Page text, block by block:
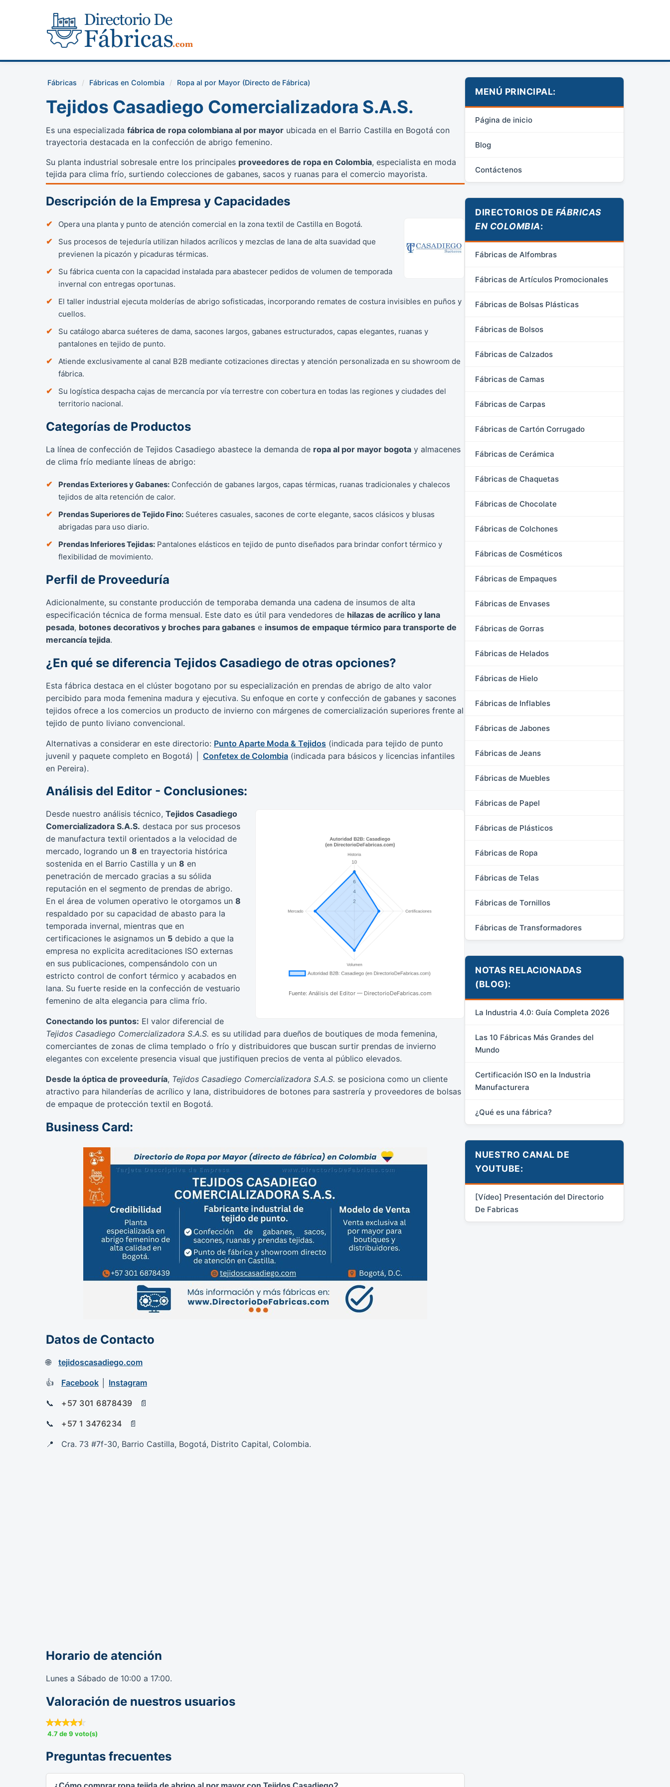
Fábricas Fábricas en Colombia Ropa al por Mayor (Directo de Fábrica)
Tejidos Casadiego Comercializadora S.A.S.
Es una especializada fábrica de ropa colombiana al por mayor ubicada en el Barrio Castilla en Bogotá con
trayectoria destacada en la confección de abrigo femenino.
Su planta industrial sobresale entre los principales proveedores de ropa en Colombia, especialista en moda
tejida para clima frío, surtiendo colecciones de gabanes, sacos y ruanas para el comercio mayorista.
Descripción de la Empresa y Capacidades
Opera una planta y punto de atención comercial en la zona textil de Castilla en Bogotá.
Sus procesos de tejeduría utilizan hilados acrílicos y mezclas de lana de alta suavidad que
previenen la picazón y picaduras térmicas.
Su fábrica cuenta con la capacidad instalada para abastecer pedidos de volumen de temporada
invernal con entregas oportunas.
El taller industrial ejecuta molderías de abrigo sofisticadas, incorporando remates de costura invisibles en puños y
cuellos.
Su catálogo abarca suéteres de dama, sacones largos, gabanes estructurados, capas elegantes, ruanas y
pantalones en tejido de punto.
Atiende exclusivamente al canal B2B mediante cotizaciones directas y atención personalizada en su showroom de
fábrica.
Su logística despacha cajas de mercancía por vía terrestre con cobertura en todas las regiones y ciudades del
territorio nacional.
Categorías de Productos
La línea de confección de Tejidos Casadiego abastece la demanda de ropa al por mayor bogota y almacenes
de clima frío mediante líneas de abrigo:
Prendas Exteriores y Gabanes: Confección de gabanes largos, capas térmicas, ruanas tradicionales y chalecos
tejidos de alta retención de calor.
Prendas Superiores de Tejido Fino: Suéteres casuales, sacones de corte elegante, sacos clásicos y blusas
abrigadas para uso diario.
Prendas Inferiores Tejidas: Pantalones elásticos en tejido de punto diseñados para brindar confort térmico y
flexibilidad de movimiento.
Perfil de Proveeduría
Adicionalmente, su constante producción de temporaba demanda una cadena de insumos de alta
especificación técnica de forma mensual. Este dato es útil para vendedores de hilazas de acrílico y lana
pesada, botones decorativos y broches para gabanes e insumos de empaque térmico para transporte de
mercancía tejida.
¿En qué se diferencia Tejidos Casadiego de otras opciones?
Esta fábrica destaca en el clúster bogotano por su especialización en prendas de abrigo de alto valor
percibido para moda femenina madura y ejecutiva. Su enfoque en corte y confección de gabanes y sacones
tejidos ofrece a los comercios un producto de invierno con márgenes de comercialización superiores frente al
tejido de punto liviano convencional.
Alternativas a considerar en este directorio: Punto Aparte Moda & Tejidos (indicada para tejido de punto
juvenil y paquete completo en Bogotá) │ Confetex de Colombia (indicada para básicos y licencias infantiles
en Pereira).
Análisis del Editor - Conclusiones:
Fuente: Análisis del Editor — DirectorioDeFabricas.com
Desde nuestro análisis técnico, Tejidos Casadiego
Comercializadora S.A.S. destaca por sus procesos
de manufactura textil orientados a la velocidad de
mercado, logrando un 8 en trayectoria histórica
sostenida en el Barrio Castilla y un 8 en
penetración de mercado gracias a su sólida
reputación en el segmento de prendas de abrigo.
En el área de volumen operativo le otorgamos un 8
respaldado por su capacidad de abasto para la
temporada invernal, mientras que en
certificaciones le asignamos un 5 debido a que la
empresa no explicita acreditaciones ISO externas
en sus publicaciones, compensándolo con un
estricto control de confort térmico y acabados en
lana. Su fuerte reside en la confección de vestuario
femenino de alta elegancia para clima frío.
Conectando los puntos: El valor diferencial de
Tejidos Casadiego Comercializadora S.A.S. es su utilidad para dueños de boutiques de moda femenina,
comerciantes de zonas de clima templado o frío y distribuidores que buscan surtir prendas de invierno
elegantes con excelente presencia visual que justifiquen precios de venta al público elevados.
Desde la óptica de proveeduría, Tejidos Casadiego Comercializadora S.A.S. se posiciona como un cliente
atractivo para hilanderías de acrílico y lana, distribuidores de botones para sastrería y proveedores de bolsas
de empaque de protección textil en Bogotá.
Business Card:
Datos de Contacto
tejidoscasadiego.com
Facebook Instagram
+57 301 6878439
+57 1 3476234
Cra. 73 #7f-30, Barrio Castilla, Bogotá, Distrito Capital, Colombia.
Horario de atención
Lunes a Sábado de 10:00 a 17:00.
Valoración de nuestros usuarios
4.7 de 9 voto(s)
Preguntas frecuentes
MENÚ PRINCIPAL:
Página de inicio
Blog
Contáctenos
DIRECTORIOS DE FÁBRICAS
EN COLOMBIA:
Fábricas de Alfombras
Fábricas de Artículos Promocionales
Fábricas de Bolsas Plásticas
Fábricas de Bolsos
Fábricas de Calzados
Fábricas de Camas
Fábricas de Carpas
Fábricas de Cartón Corrugado
Fábricas de Cerámica
Fábricas de Chaquetas
Fábricas de Chocolate
Fábricas de Colchones
Fábricas de Cosméticos
Fábricas de Empaques
Fábricas de Envases
Fábricas de Gorras
Fábricas de Helados
Fábricas de Hielo
Fábricas de Inflables
Fábricas de Jabones
Fábricas de Jeans
Fábricas de Muebles
Fábricas de Papel
Fábricas de Plásticos
Fábricas de Ropa
Fábricas de Telas
Fábricas de Tornillos
Fábricas de Transformadores
NOTAS RELACIONADAS
(BLOG):
La Industria 4.0: Guía Completa 2026
Las 10 Fábricas Más Grandes del
Mundo
Certificación ISO en la Industria
Manufacturera
¿Qué es una fábrica?
NUESTRO CANAL DE
YOUTUBE:
[Vídeo] Presentación del Directorio
De Fabricas